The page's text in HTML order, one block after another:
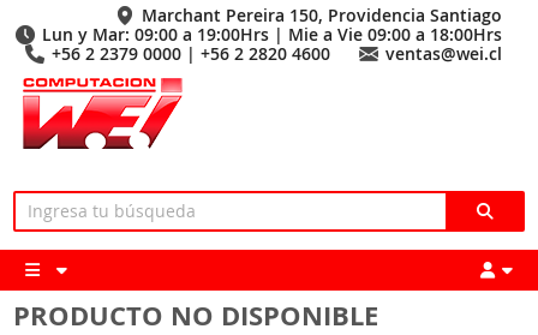
Marchant Pereira 150, Providencia Santiago
Lun y Mar: 09:00 a 19:00Hrs | Mie a Vie 09:00 a 18:00Hrs
+56 2 2379 0000 | +56 2 2820 4600
ventas@wei.cl
PRODUCTO NO DISPONIBLE